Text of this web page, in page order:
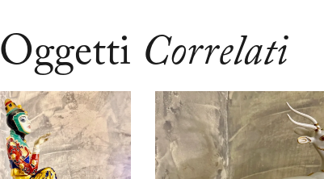
Oggetti Correlati